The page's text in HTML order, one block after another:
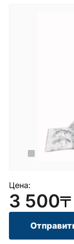
Цена:
3 500